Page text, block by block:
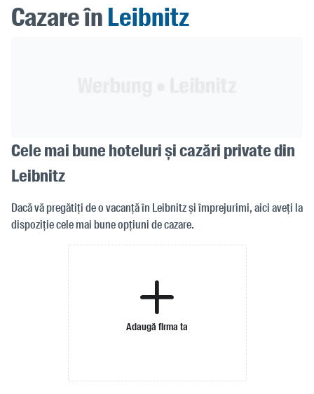
Cazare înLeibnitz
Cele mai bune hoteluri și cazări private din
Leibnitz
Dacă vă pregătiți de o vacanță în Leibnitz și împrejurimi, aici aveți la
dispoziție cele mai bune opțiuni de cazare.
Adaugă firma ta